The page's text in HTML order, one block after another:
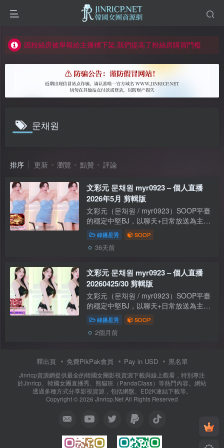
如何獲得 Jinricp.net 網站邀請碼
因粉絲房被舉報給主播糟下架,我們提高了粉絲房購買門檻
所有ED2K連結僅支援115網盤/PikPak網盤，其它網盤均不支援
關於 PikPak 下播放影片呈現 “一條線” 的問題報告
如何獲得 Jinricp.net 網站邀請碼
문채원
排序 更新 瀏覽 點贊 評論
文彩元 문채원 myr0923 – 個人直播
2026年5月 剪輯版
文彩元（문채원 / myr0923）SOOP平臺
的穩定中堅BJ，以聊天+日常放送為主，
直播時間規律，粉絲互動多，風格偏親切
自然，偶爾會展示舞蹈或可愛反差。
【資源型別】：自錄影片【是否有碼】：
綠播星秀 SOOP
36天前
文彩元 문채원 myr0923 – 個人直播
20260425/30 剪輯版
文彩元（문채원 / myr0923）SOOP平臺
的穩定中堅BJ，以聊天+日常放送為主，
直播時間規律，粉絲互動多，風格偏親切
自然，偶爾會展示舞蹈或可愛反差。
【資源型別】：自錄影片【是否有碼】：
綠播星秀 SOOP
2個月前
釋出頁 免費PikPak會員 Pay in USD 黑名單
Jinricp資源網提供最全的韓國女團影視資源下載與線上觀看，特別專注
於Jinricp、韓國女團直播秀、熊貓班（PandaClass）等熱門內容。網站
透過多種方式分享影視資源，包括網盤、ED2K連結下載等。
Copyright © 2026 Jinricp.Net All Rights Reserved